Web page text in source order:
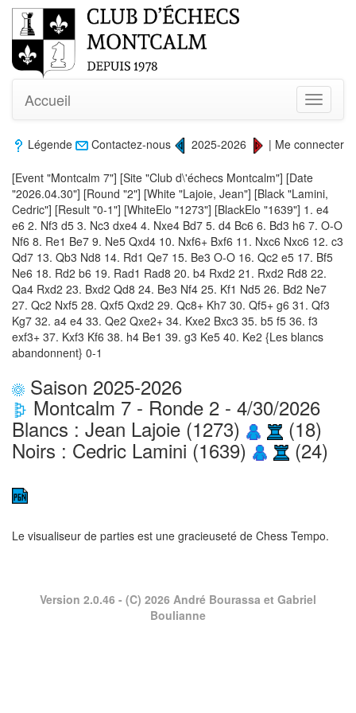
Toggle
Accueil
Légende Contactez-nous 2025-2026 | Me connecter
[Event "Montcalm 7"] [Site "Club d\'échecs Montcalm"] [Date
"2026.04.30"] [Round "2"] [White "Lajoie, Jean"] [Black "Lamini,
Cedric"] [Result "0-1"] [WhiteElo "1273"] [BlackElo "1639"] 1. e4
e6 2. Nf3 d5 3. Nc3 dxe4 4. Nxe4 Bd7 5. d4 Bc6 6. Bd3 h6 7. O-O
Nf6 8. Re1 Be7 9. Ne5 Qxd4 10. Nxf6+ Bxf6 11. Nxc6 Nxc6 12. c3
Qd7 13. Qb3 Nd8 14. Rd1 Qe7 15. Be3 O-O 16. Qc2 e5 17. Bf5
Ne6 18. Rd2 b6 19. Rad1 Rad8 20. b4 Rxd2 21. Rxd2 Rd8 22.
Qa4 Rxd2 23. Bxd2 Qd8 24. Be3 Nf4 25. Kf1 Nd5 26. Bd2 Ne7
27. Qc2 Nxf5 28. Qxf5 Qxd2 29. Qc8+ Kh7 30. Qf5+ g6 31. Qf3
Kg7 32. a4 e4 33. Qe2 Qxe2+ 34. Kxe2 Bxc3 35. b5 f5 36. f3
exf3+ 37. Kxf3 Kf6 38. h4 Be1 39. g3 Ke5 40. Ke2 {Les blancs
abandonnent} 0-1
Saison 2025-2026
Montcalm 7 - Ronde 2 - 4/30/2026
Blancs : Jean Lajoie (1273) (18)
Noirs : Cedric Lamini (1639) (24)
Le visualiseur de parties est une gracieuseté de Chess Tempo.
Version 2.0.46 - (C) 2026 André Bourassa et Gabriel
Boulianne